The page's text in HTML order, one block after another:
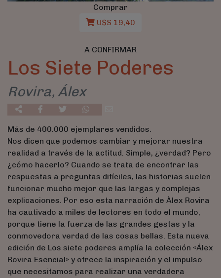
Comprar
U$S 19,40
A CONFIRMAR
Los Siete Poderes
Rovira, Álex
Más de 400.000 ejemplares vendidos.
Nos dicen que podemos cambiar y mejorar nuestra
realidad a través de la actitud. Simple, ¿verdad? Pero
¿cómo hacerlo? Cuando se trata de encontrar las
respuestas a preguntas difíciles, las historias suelen
funcionar mucho mejor que las largas y complejas
explicaciones. Por eso esta narración de Àlex Rovira
ha cautivado a miles de lectores en todo el mundo,
porque tiene la fuerza de las grandes gestas y la
conmovedora verdad de las cosas bellas. Esta nueva
edición de Los siete poderes amplía la colección «Álex
Rovira Esencial» y ofrece la inspiración y el impulso
que necesitamos para realizar una verdadera